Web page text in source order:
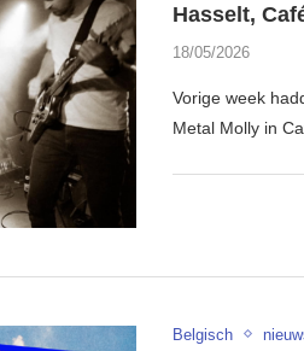
Hasselt,
18/05/2026
Vorige week
Metal Molly in
Belgisch